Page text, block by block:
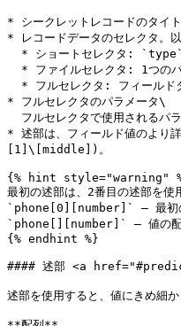
* シークレットレコードのタイ
* レコードデータのセレクタ。以
* フルセレクタのパラメータ\
* 述部は、フィールド値のより
[1]\[middle])。
{% hint style="warning"
最初の述部は、2番目の述部を使
`phone[0][number]` — 最初の
`phone[][number]` — 値の配列
{% endhint %}
#### 述部 <a
述部を使用すると、値にきめ細